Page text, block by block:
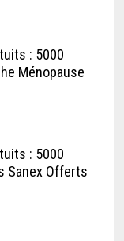
: 5000
Ménopause
: 5000
Sanex Offerts